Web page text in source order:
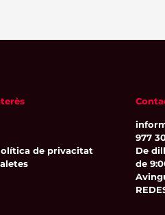
de privacitat
977
De
de